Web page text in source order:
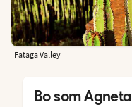
Fataga Valley
Bo som Agneta